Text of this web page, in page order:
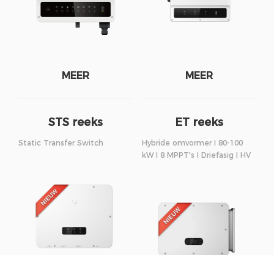
MEER MEER
STS reeks
Static Transfer Switch
ET reeks
Hybride omvormer I 80-100
kW I 8 MPPT's I Driefasig I HV